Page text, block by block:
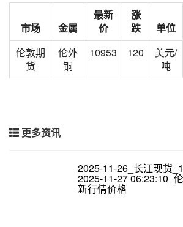
市场 金属
最新
价
涨
跌
单位
伦敦期
货
伦外
铜
10953 120
美元/
吨
更多资讯
2025-11-26_长江现货
2025-11-27 06:23:10_
新行情价格